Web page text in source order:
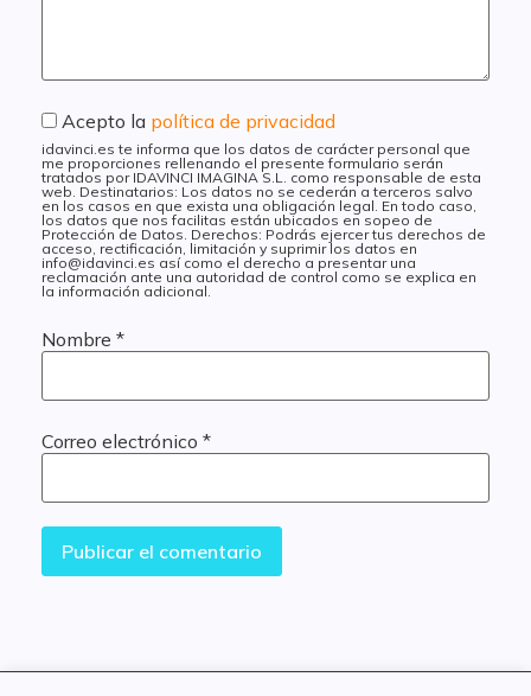
Acepto la política de privacidad
idavinci.es te informa que los datos de carácter personal que
me proporciones rellenando el presente formulario serán
tratados por IDAVINCI IMAGINA S.L. como responsable de esta
web. Destinatarios: Los datos no se cederán a terceros salvo
en los casos en que exista una obligación legal. En todo caso,
los datos que nos facilitas están ubicados en sopeo de
Protección de Datos. Derechos: Podrás ejercer tus derechos de
acceso, rectificación, limitación y suprimir los datos en
info@idavinci.es así como el derecho a presentar una
reclamación ante una autoridad de control como se explica en
la información adicional.
Nombre *
Correo electrónico *